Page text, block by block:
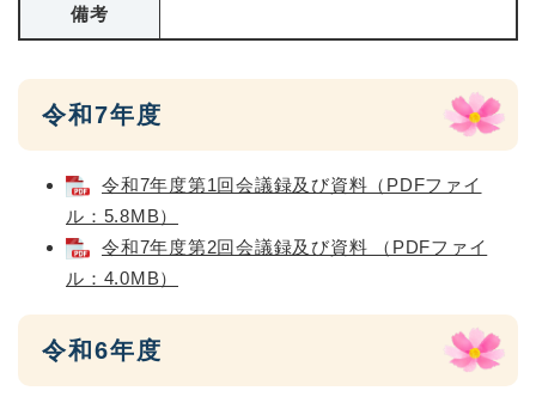
備考
令和7年度
令和7年度第1回会議録及び資料（PDFファイ
ル：5.8MB）
令和7年度第2回会議録及び資料 （PDFファイ
ル：4.0MB）
令和6年度